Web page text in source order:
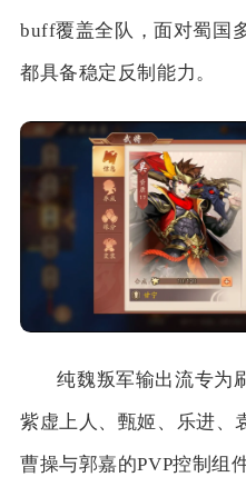
buff覆盖全队，面对蜀国
都具备稳定反制能力。
纯魏叛军输出流专为
紫虚上人、甄姬、乐进、
曹操与郭嘉的PVP控制组